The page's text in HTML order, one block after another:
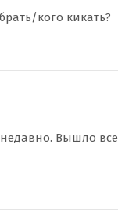
кого кикать?
недавно. Вышло все